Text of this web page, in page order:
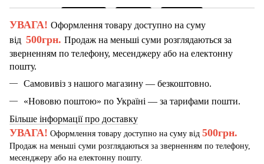
УВАГА! Оформлення товару доступно на суму
від 500грн. Продаж на меньші суми розглядаються за
зверненням по телефону, месенджеру або на електонну
пошту.
Самовивіз з нашого магазину — безкоштовно.
«Нововю поштою» по Україні — за тарифами пошти.
Більше інформації про доставку
УВАГА! Оформлення товару доступно на суму від 500грн.
Продаж на меньші суми розглядаються за зверненням по телефону,
месенджеру або на електонну пошту.